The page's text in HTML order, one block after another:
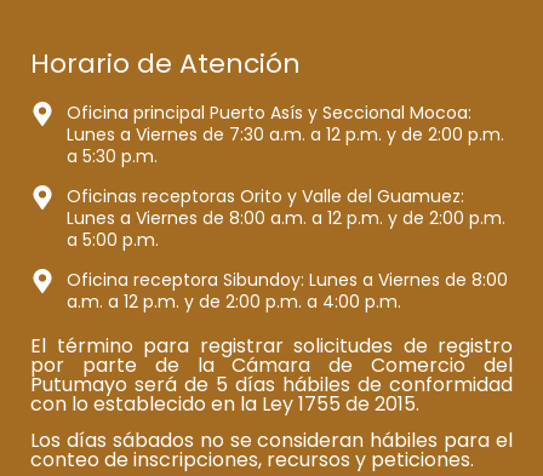
Horario de Atención
Oficina principal Puerto Asís y Seccional Mocoa:
Lunes a Viernes de 7:30 a.m. a 12 p.m. y de 2:00 p.m.
a 5:30 p.m.
Oficinas receptoras Orito y Valle del Guamuez:
Lunes a Viernes de 8:00 a.m. a 12 p.m. y de 2:00 p.m.
a 5:00 p.m.
Oficina receptora Sibundoy: Lunes a Viernes de 8:00
a.m. a 12 p.m. y de 2:00 p.m. a 4:00 p.m.
El término para registrar solicitudes de registro
por parte de la Cámara de Comercio del
Putumayo será de 5 días hábiles de conformidad
con lo establecido en la Ley 1755 de 2015.
Los días sábados no se consideran hábiles para el
conteo de inscripciones, recursos y peticiones.